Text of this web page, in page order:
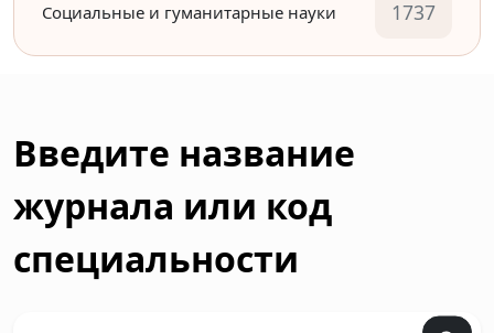
Социальные и гуманитарные науки 1737
Введите название
журнала или код
специальности